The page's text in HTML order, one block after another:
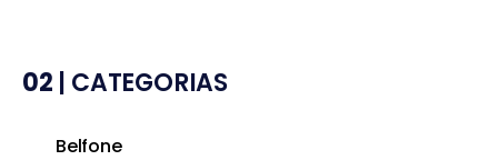
02 | CATEGORIAS
Belfone